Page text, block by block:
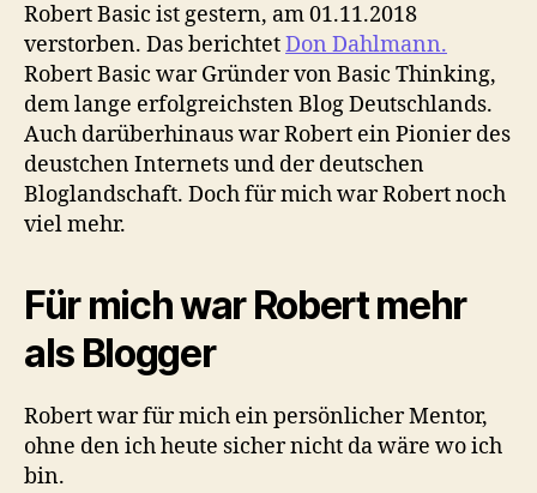
Robert Basic ist gestern, am 01.11.2018
verstorben. Das berichtetDon Dahlmann.
Robert Basic war Gründer von Basic Thinking,
dem lange erfolgreichsten Blog Deutschlands.
Auch darüberhinaus war Robert ein Pionier des
deustchen Internets und der deutschen
Bloglandschaft. Doch für mich war Robert noch
viel mehr.
Für mich war Robert mehr
als Blogger
Robert war für mich ein persönlicher Mentor,
ohne den ich heute sicher nicht da wäre wo ich
bin.